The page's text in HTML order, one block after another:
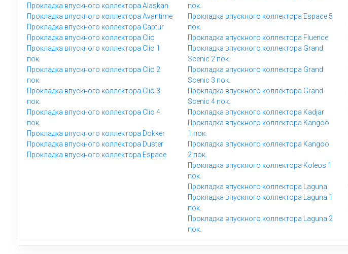
Прокладка впускного коллектора Alaskan
Прокладка впускного коллектора Avantime
Прокладка впускного коллектора Captur
Прокладка впускного коллектора Clio
Прокладка впускного коллектора Clio 1
пок.
Прокладка впускного коллектора Clio 2
пок.
Прокладка впускного коллектора Clio 3
пок.
Прокладка впускного коллектора Clio 4
пок.
Прокладка впускного коллектора Dokker
Прокладка впускного коллектора Duster
Прокладка впускного коллектора Espace
пок.
Прокладка впускного коллектора Espace 5
пок.
Прокладка впускного коллектора Fluence
Прокладка впускного коллектора Grand
Scenic 2 пок.
Прокладка впускного коллектора Grand
Scenic 3 пок.
Прокладка впускного коллектора Grand
Scenic 4 пок.
Прокладка впускного коллектора Kadjar
Прокладка впускного коллектора Kangoo
1 пок.
Прокладка впускного коллектора Kangoo
2 пок.
Прокладка впускного коллектора Koleos 1
пок.
Прокладка впускного коллектора Laguna
Прокладка впускного коллектора Laguna 1
пок.
Прокладка впускного коллектора Laguna 2
пок.